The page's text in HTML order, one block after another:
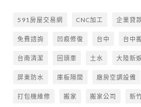
591房屋交易網 CNC加工 企業貸
免費諮詢 凹痕修復 台中 台中
台南清潔 回頭車 土水 大陸新娘
屏東防水 庫板隔間 廠房空調設備
打包機維修 搬家 搬家公司 新